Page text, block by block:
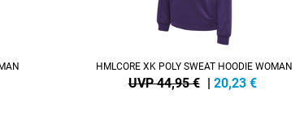
HMLCORE XK POLY SWEAT HOODIE WOMAN
UVP 44,95 € | 20,23 €